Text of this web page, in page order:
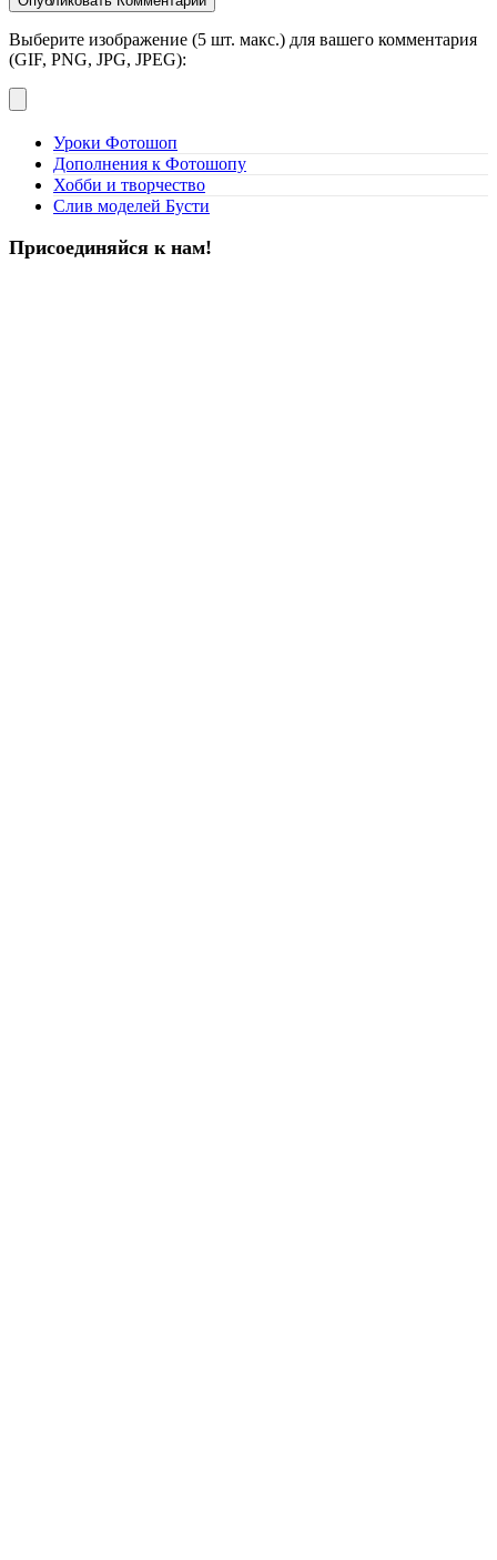
Выберите изображение (5 шт. макс.) для вашего комментария
(GIF, PNG, JPG, JPEG):
Уроки Фотошоп
Дополнения к Фотошопу
Хобби и творчество
Слив моделей Бусти
Присоединяйся к нам!